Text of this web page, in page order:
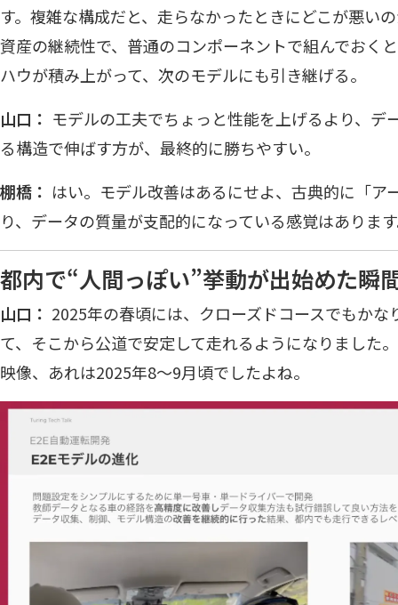
す。複雑な構成だと、走らなかったときにどこが悪い
資産の継続性で、普通のコンポーネントで組んでおく
ハウが積み上がって、次のモデルにも引き継げる。
山口： モデルの工夫でちょっと性能を上げるより、デ
る構造で伸ばす方が、最終的に勝ちやすい。
棚橋： はい。モデル改善はあるにせよ、古典的に「ア
り、データの質量が支配的になっている感覚はありま
都内で“人間っぽい”挙動が出始めた瞬
山口： 2025年の春頃には、クローズドコースでもか
て、そこから公道で安定して走れるようになりました
映像、あれは2025年8〜9月頃でしたよね。